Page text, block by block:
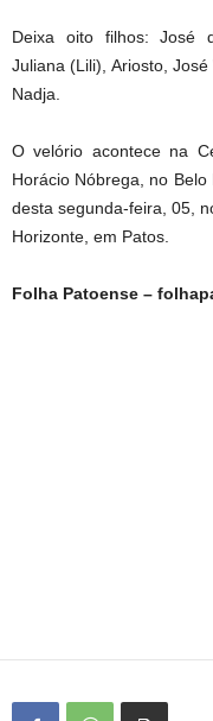
Deixa oito filhos: José
Juliana (Lili), Ariosto,
Nadja.
O velório acontece na
Horácio Nóbrega, no
desta segunda-feira, 05,
Horizonte, em Patos.
Folha Patoense –